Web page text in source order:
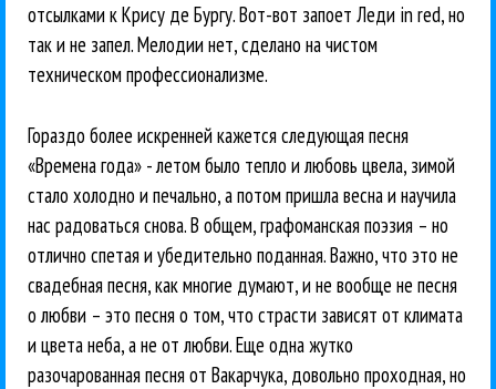
отсылками к Крису де Бургу. Вот-вот запоет Леди in red, но
так и не запел. Мелодии нет, сделано на чистом
техническом профессионализме.
Гораздо более искренней кажется следующая песня
«Времена года» - летом было тепло и любовь цвела, зимой
стало холодно и печально, а потом пришла весна и научила
нас радоваться снова. В общем, графоманская поэзия – но
отлично спетая и убедительно поданная. Важно, что это не
свадебная песня, как многие думают, и не вообще не песня
о любви – это песня о том, что страсти зависят от климата
и цвета неба, а не от любви. Еще одна жутко
разочарованная песня от Вакарчука, довольно проходная, но